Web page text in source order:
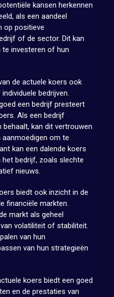
kansen herkennen
als een aandeel
op positieve
of de sector. Dit kan
investeren of hun
de actuele koers ook
bedrijven.
een bedrijf presteert
Als een bedrijf
kan dit vertrouwen
aanmoedigen om te
kan een dalende koers
bedrijf, zoals slechte
nieuws.
biedt ook inzicht in de
financiële markten.
markt als geheel
volatiliteit of stabiliteit.
van hun
van hun strategieën
koers biedt een goed
en de prestaties van